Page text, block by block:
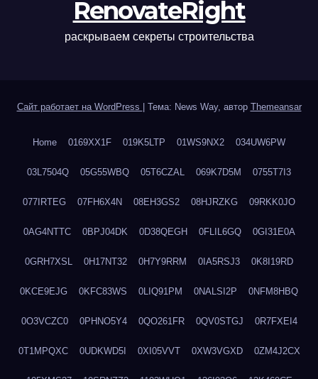
RenovateRight
раскрываем секреты строительства
Сайт работает на WordPress Тема: News Way, автор Themeansar
Home 0169XX1F 019K5LTP 01WS9NX2 034UW6PW
03L7504Q 05G55WBQ 05T6CZAL 069K7D5M 0755T7I3
077IRTEG 07FH6X4N 08EH3GS2 08HJRZKG 09RKK0JO
0AG4NTTC 0BPJ04DK 0D38QEGH 0FLIL6GQ 0GI31E0A
0GRH7XSL 0H17NT32 0H7Y9RRM 0IA5RSJ3 0K8I19RD
0KCE9EJG 0KFC83WS 0LIQ91PM 0NALSI2P 0NFM8HBQ
0O3VCZC0 0PHNO5Y4 0QO261FR 0QV0STGJ 0R7FXEI4
0T1MPQXC 0UDKWD5I 0XI05VVT 0XW3VGXD 0ZM4J2CX